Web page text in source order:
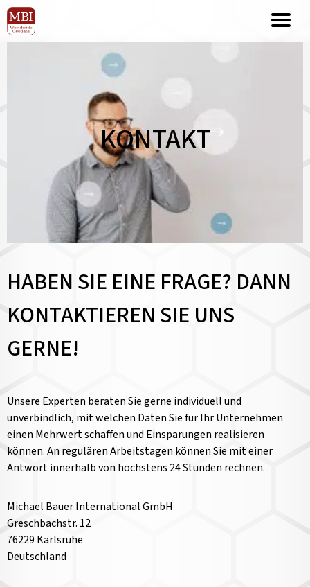
KONTAKT
HABEN SIE EINE FRAGE? DANN
KONTAKTIEREN SIE UNS
GERNE!
Unsere Experten beraten Sie gerne individuell und
unverbindlich, mit welchen Daten Sie für Ihr Unternehmen
einen Mehrwert schaffen und Einsparungen realisieren
können. An regulären Arbeitstagen können Sie mit einer
Antwort innerhalb von höchstens 24 Stunden rechnen.
Michael Bauer International GmbH
Greschbachstr. 12
76229 Karlsruhe
Deutschland